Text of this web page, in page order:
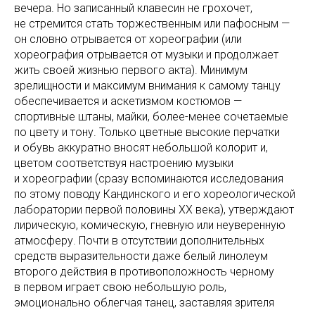
вечера. Но записанный клавесин не грохочет,
не стремится стать торжественным или пафосным —
он словно отрывается от хореографии (или
хореография отрывается от музыки и продолжает
жить своей жизнью первого акта). Минимум
зрелищности и максимум внимания к самому танцу
обеспечивается и аскетизмом костюмов —
спортивные штаны, майки, более-менее сочетаемые
по цвету и тону. Только цветные высокие перчатки
и обувь аккуратно вносят небольшой колорит и,
цветом соответствуя настроению музыки
и хореографии (сразу вспоминаются исследования
по этому поводу Кандинского и его хореологической
лаборатории первой половины ХХ века), утверждают
лирическую, комическую, гневную или неуверенную
атмосферу. Почти в отсутствии дополнительных
средств выразительности даже белый линолеум
второго действия в противоположность черному
в первом играет свою небольшую роль,
эмоционально облегчая танец, заставляя зрителя